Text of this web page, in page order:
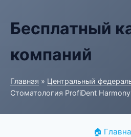
Бесплатный
компаний
Главная » Центральный
Стоматология ProfiDent Harmony
🏠